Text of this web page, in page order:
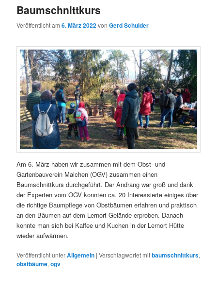
Baumschnittkurs
Veröffentlicht am6. März 2022vonGerd Schulder
Am 6. März haben wir zusammen mit dem Obst- und
Gartenbauverein Malchen (OGV) zusammen einen
Baumschnittkurs durchgeführt. Der Andrang war groß und dank
der Experten vom OGV konnten ca. 20 Interessierte einiges über
die richtige Baumpflege von Obstbäumen erfahren und praktisch
an den Bäumen auf dem Lernort Gelände erproben. Danach
konnte man sich bei Kaffee und Kuchen in der Lernort Hütte
wieder aufwärmen.
Veröffentlicht unterAllgemein |Verschlagwortet mitbaumschnittkurs,
obstbäume,ogv